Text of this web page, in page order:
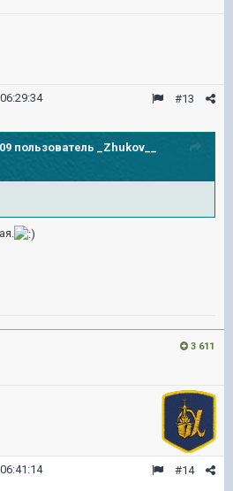
#13
пользователь _Zhukov__
3 611
#14